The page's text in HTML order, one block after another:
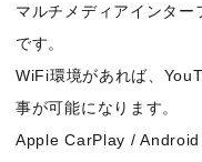
マルチメディアインター
です。
WiFi環境があれば、
事が可能になります。
Apple CarPlay / Android